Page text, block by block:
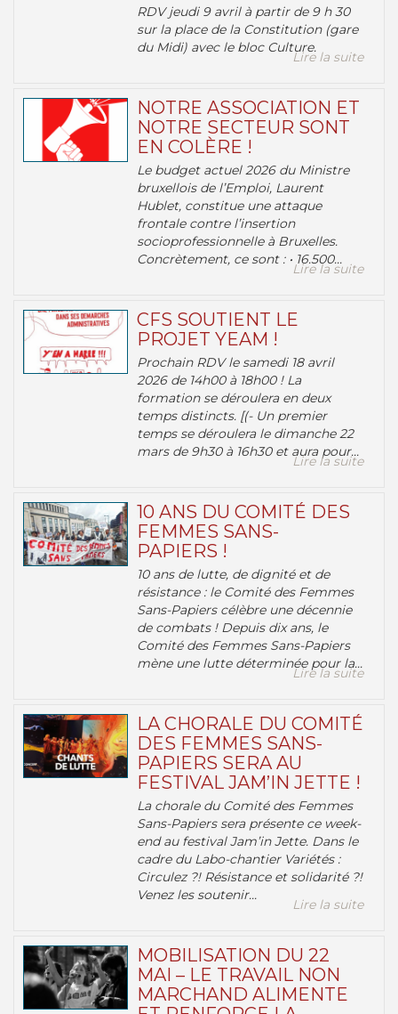
RDV jeudi 9 avril à partir de 9 h 30
sur la place de la Constitution (gare
du Midi) avec le bloc Culture.
Lire la suite
NOTRE ASSOCIATION ET
NOTRE SECTEUR SONT
EN COLÈRE !
Le budget actuel 2026 du Ministre
bruxellois de l’Emploi, Laurent
Hublet, constitue une attaque
frontale contre l’insertion
socioprofessionnelle à Bruxelles.
Concrètement, ce sont : • 16.500...
Lire la suite
CFS SOUTIENT LE
PROJET YEAM !
Prochain RDV le samedi 18 avril
2026 de 14h00 à 18h00 ! La
formation se déroulera en deux
temps distincts. [(- Un premier
temps se déroulera le dimanche 22
mars de 9h30 à 16h30 et aura pour...
Lire la suite
10 ANS DU COMITÉ DES
FEMMES SANS-
PAPIERS !
10 ans de lutte, de dignité et de
résistance : le Comité des Femmes
Sans-Papiers célèbre une décennie
de combats ! Depuis dix ans, le
Comité des Femmes Sans-Papiers
mène une lutte déterminée pour la...
Lire la suite
LA CHORALE DU COMITÉ
DES FEMMES SANS-
PAPIERS SERA AU
FESTIVAL JAM’IN JETTE !
La chorale du Comité des Femmes
Sans-Papiers sera présente ce week-
end au festival Jam’in Jette. Dans le
cadre du Labo-chantier Variétés :
Circulez ?! Résistance et solidarité ?!
Venez les soutenir...
Lire la suite
MOBILISATION DU 22
MAI – LE TRAVAIL NON
MARCHAND ALIMENTE